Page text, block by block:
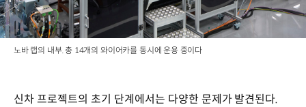
노바 랩의 내부. 총 14개의 와이어카를 동시에 운용 중이다
신차 프로젝트의 초기 단계에서는 다양한 문제가 발견된다.